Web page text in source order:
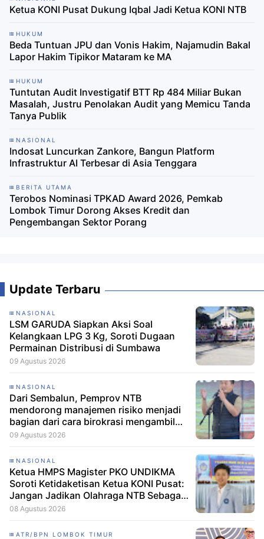
Ketua KONI Pusat Dukung Iqbal Jadi Ketua KONI NTB
HUKUM
Beda Tuntuan JPU dan Vonis Hakim, Najamudin Bakal
Lapor Hakim Tipikor Mataram ke MA
HUKUM
Tuntutan Audit Investigatif BTT Rp 484 Miliar Bukan
Masalah, Justru Penolakan Audit yang Memicu Tanda
Tanya Publik
NASIONAL
Indosat Luncurkan Zankore, Bangun Platform
Infrastruktur AI Terbesar di Asia Tenggara
BERITA UTAMA
Terobos Nominasi TPKAD Award 2026, Pemkab
Lombok Timur Dorong Akses Kredit dan
Pengembangan Sektor Porang
Update Terbaru
NASIONAL
LSM GARUDA Siapkan Aksi Soal
Kelangkaan LPG 3 Kg, Soroti Dugaan
Permainan Distribusi di Sumbawa
09 Agustus 2026
NASIONAL
Dari Sembalun, Pemprov NTB
mendorong manajemen risiko menjadi
bagian dari cara birokrasi mengambil
keputusan.
09 Agustus 2026
NASIONAL
Ketua HMPS Magister PKO UNDIKMA
Soroti Ketidaketisan Ketua KONI Pusat:
Jangan Jadikan Olahraga NTB Sebagai
Arena Kepentingan Sesaat
08 Agustus 2026
ATR/BPN LOMBOK TIMUR